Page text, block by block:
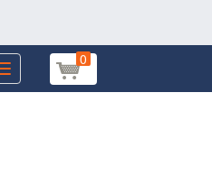
0
Toggle
navigation